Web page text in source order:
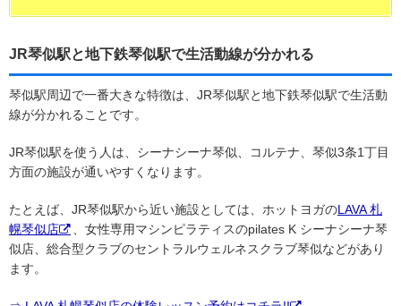
JR琴似駅と地下鉄琴似駅で生活動線が分かれる
琴似駅周辺で一番大きな特徴は、JR琴似駅と地下鉄琴似駅で生活動
線が分かれることです。
JR琴似駅を使う人は、シーナシーナ琴似、コルテナ、琴似3条1丁目
方面の施設が通いやすくなります。
たとえば、JR琴似駅から近い施設としては、ホットヨガのLAVA 札
幌琴似店
、女性専用マシンピラティスのpilates K シーナシーナ琴
似店、総合型クラブのセントラルウェルネスクラブ琴似などがあり
ます。